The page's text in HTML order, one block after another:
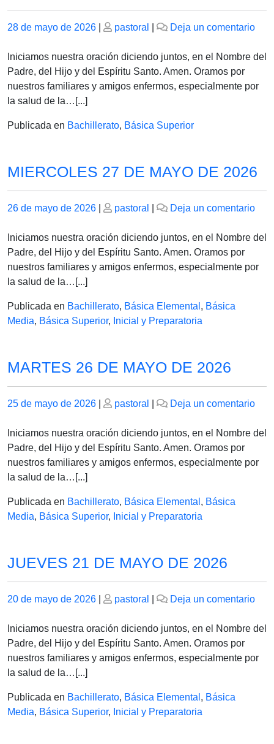
Publicado
28 de mayo de 2026
Publicado
pastoral Deja un comentarioen
28
Iniciamos nuestra oración diciendo juntos, en el Nombre del
Padre, del Hijo y del Espíritu Santo. Amen. Oramos por
nuestros familiares y amigos enfermos, especialmente por
la salud de la…[...]
Publicada en Bachillerato, Básica Superior
MIERCOLES 27 DE MAYO DE 2026
Publicado
26 de mayo de 2026
Publicado
pastoral Deja un comentarioen
27
Iniciamos nuestra oración diciendo juntos, en el Nombre del
Padre, del Hijo y del Espíritu Santo. Amen. Oramos por
nuestros familiares y amigos enfermos, especialmente por
la salud de la…[...]
Publicada en Bachillerato, Básica Elemental , Básica
Media, Básica Superior, Inicial y Preparatoria
MARTES 26 DE MAYO DE 2026
Publicado
25 de mayo de 2026
Publicado
pastoral Deja un comentarioen
26
Iniciamos nuestra oración diciendo juntos, en el Nombre del
Padre, del Hijo y del Espíritu Santo. Amen. Oramos por
nuestros familiares y amigos enfermos, especialmente por
la salud de la…[...]
Publicada en Bachillerato, Básica Elemental , Básica
Media, Básica Superior, Inicial y Preparatoria
JUEVES 21 DE MAYO DE 2026
Publicado
20 de mayo de 2026
Publicado
pastoral Deja un comentarioen
21
Iniciamos nuestra oración diciendo juntos, en el Nombre del
Padre, del Hijo y del Espíritu Santo. Amen. Oramos por
nuestros familiares y amigos enfermos, especialmente por
la salud de la…[...]
Publicada en Bachillerato, Básica Elemental , Básica
Media, Básica Superior, Inicial y Preparatoria